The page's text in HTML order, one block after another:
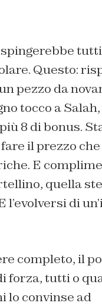
Questo:
pezzo da
tocco a Salah,
8 di bonus.
il prezzo che
E
quella
l’evolversi di
completo, il
forza, tutti o
lo convinse ad